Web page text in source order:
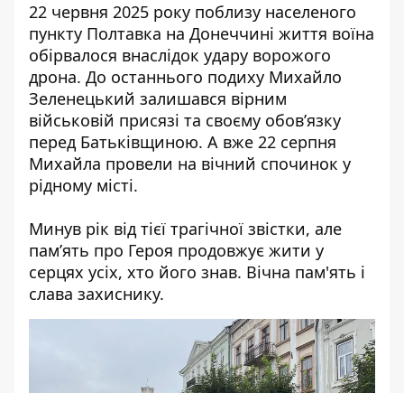
22 червня 2025 року поблизу населеного
пункту Полтавка на Донеччині життя воїна
обірвалося внаслідок удару ворожого
дрона. До останнього подиху Михайло
Зеленецький залишався вірним
військовій присязі та своєму обов’язку
перед Батьківщиною. А вже 22 серпня
Михайла провели на вічний спочинок у
рідному місті.
Минув рік від тієї трагічної звістки, але
пам’ять про Героя продовжує жити у
серцях усіх, хто його знав. Вічна пам'ять і
слава захиснику.